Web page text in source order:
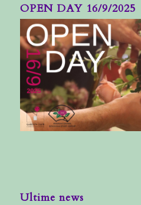
OPEN DAY 16/9/2025
Ultime news